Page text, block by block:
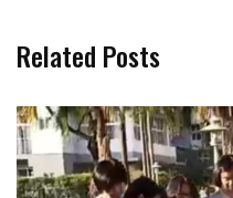
Related Posts